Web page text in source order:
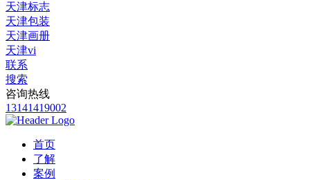
天津标志
天津包装
天津画册
天津vi
联系
搜索
咨询热线
13141419002
首页
了解
案例